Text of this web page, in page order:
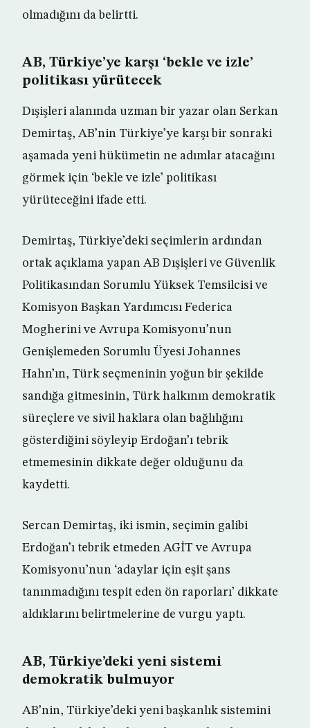
olmadığını da belirtti.
AB, Türkiye’ye karşı ‘bekle ve izle’
politikası yürütecek
Dışişleri alanında uzman bir yazar olan Serkan
Demirtaş, AB’nin Türkiye’ye karşı bir sonraki
aşamada yeni hükümetin ne adımlar atacağını
görmek için ‘bekle ve izle’ politikası
yürüteceğini ifade etti.
Demirtaş, Türkiye’deki seçimlerin ardından
ortak açıklama yapan AB Dışişleri ve Güvenlik
Politikasından Sorumlu Yüksek Temsilcisi ve
Komisyon Başkan Yardımcısı Federica
Mogherini ve Avrupa Komisyonu’nun
Genişlemeden Sorumlu Üyesi Johannes
Hahn’ın, Türk seçmeninin yoğun bir şekilde
sandığa gitmesinin, Türk halkının demokratik
süreçlere ve sivil haklara olan bağlılığını
gösterdiğini söyleyip Erdoğan’ı tebrik
etmemesinin dikkate değer olduğunu da
kaydetti.
Sercan Demirtaş, iki ismin, seçimin galibi
Erdoğan’ı tebrik etmeden AGİT ve Avrupa
Komisyonu’nun ‘adaylar için eşit şans
tanınmadığını tespit eden ön raporları’ dikkate
aldıklarını belirtmelerine de vurgu yaptı.
AB, Türkiye’deki yeni sistemi
demokratik bulmuyor
AB’nin, Türkiye’deki yeni başkanlık sistemini